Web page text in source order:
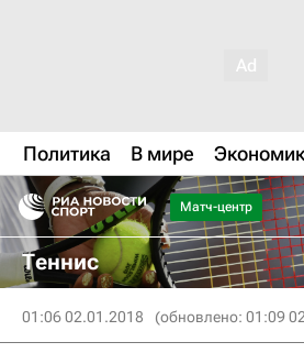
Политика В мире
Матч-центр
Теннис
01:06 02.01.2018 (обновлено: 01:09